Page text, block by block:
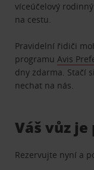
víceúčelový
na cestu.
Pravidelní řidiči
programuAvis
dny zdarma. Stačí
nechat na nás.
Váš vůz
Rezervujte nyní a